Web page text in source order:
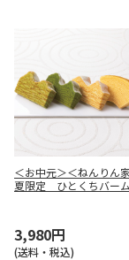
＜お中元＞＜ねんりん
夏限定 ひとくちバー
3,980円
(送料・税込)